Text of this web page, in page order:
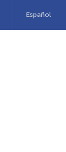
Español